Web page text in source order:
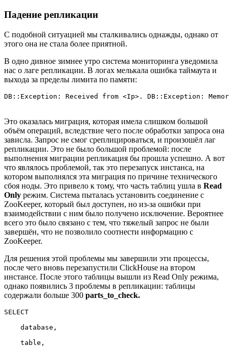
Падение репликации
С подобной ситуацией мы сталкивались однажды, однако от
этого она не стала более приятной.
В одно дивное зимнее утро система мониторинга уведомила
нас о лаге репликации. В логах мелькала ошибка таймаута и
выхода за пределы лимита по памяти:
DB::Exception: Received from <Ip>. DB::Exception:
Это оказалась миграция, которая имела слишком большой
объём операций, вследствие чего после обработки запроса она
зависла. Запрос не смог среплицироваться, и произошёл лаг
репликации. Это не было большой проблемой: после
выполнения миграции репликация бы прошла успешно. А вот
что являлось проблемой, так это перезапуск инстанса, на
котором выполнялся эта миграция по причине технического
сбоя ноды. Это привело к тому, что часть таблиц ушла в Read
Only режим. Система пыталась установить соединение с
ZooKeeper, который был доступен, но из-за ошибки при
взаимодействии с ним было получено исключение. Вероятнее
всего это было связано с тем, что тяжелый запрос не были
завершён, что не позволило соотнести информацию с
ZooKeeper.
Для решения этой проблемы мы завершили эти процессы,
после чего вновь перезапустили ClickHouse на втором
инстансе. После этого таблицы вышли из Read Only режима,
однако появились 3 проблемы в репликации: таблицы
содержали больше 300 parts_to_check.
SELECT
database,
table,